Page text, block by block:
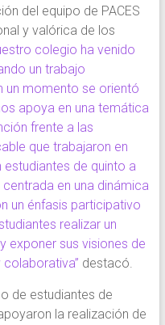
del equipo de PACES
y valórica de los
colegio ha venido
un trabajo
un momento se orientó
apoya en una temática
frente a las
que trabajaron en
de quinto a
en una dinámica
un énfasis participativo
realizar un
exponer sus visiones de
destacó.
de estudiantes de
la realización de